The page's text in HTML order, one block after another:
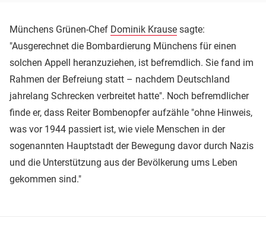
Münchens Grünen-Chef Dominik Krause sagte:
"Ausgerechnet die Bombardierung Münchens für einen
solchen Appell heranzuziehen, ist befremdlich. Sie fand im
Rahmen der Befreiung statt – nachdem Deutschland
jahrelang Schrecken verbreitet hatte". Noch befremdlicher
finde er, dass Reiter Bombenopfer aufzähle "ohne Hinweis,
was vor 1944 passiert ist, wie viele Menschen in der
sogenannten Hauptstadt der Bewegung davor durch Nazis
und die Unterstützung aus der Bevölkerung ums Leben
gekommen sind."